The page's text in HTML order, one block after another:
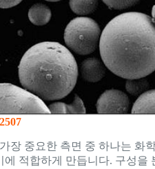
장 중요한 측면 중 하나는 화
에 적합하게 만듭니다. 구성을